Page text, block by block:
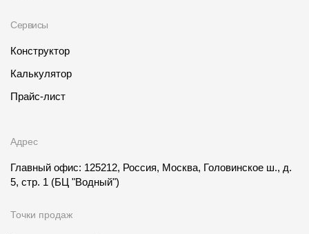
Сервисы
Конструктор
Калькулятор
Прайс-лист
Адрес
Главный офис: 125212, Россия, Москва, Головинское ш., д.
5, стр. 1 (БЦ "Водный")
Точки продаж